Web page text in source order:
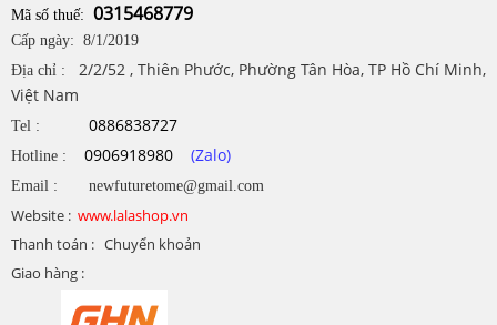
Mã số thuế: 0315468779
Cấp ngày: 8/1/2019
Địa chỉ : 2/2/52 , Thiên Phước, Phường Tân Hòa, TP Hồ Chí Minh,
Việt Nam
Tel : 0886838727
Hotline : 0906918980 (Zalo)
Email : newfuturetome@gmail.com
Website : www.lalashop.vn
Thanh toán : Chuyển khoản
Giao hàng :